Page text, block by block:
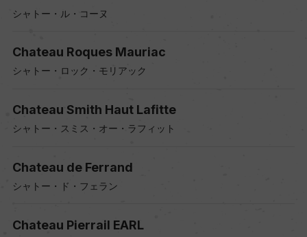
シャトー・ル・コーヌ
Chateau Roques Mauriac
シャトー・ロック・モリアック
Chateau Smith Haut Lafitte
シャトー・スミス・オー・ラフィット
Chateau de Ferrand
シャトー・ド・フェラン
Chateau Pierrail EARL